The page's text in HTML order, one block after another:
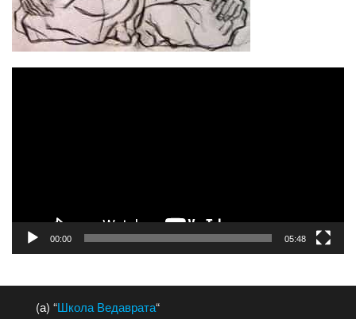
00:00 05:48
(а) “Школа Ведаврата“